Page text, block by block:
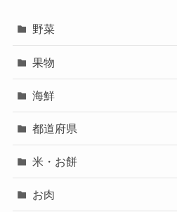
野菜
果物
海鮮
都道府県
米・お餅
お肉